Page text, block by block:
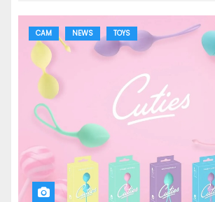
CAM NEWS TOYS